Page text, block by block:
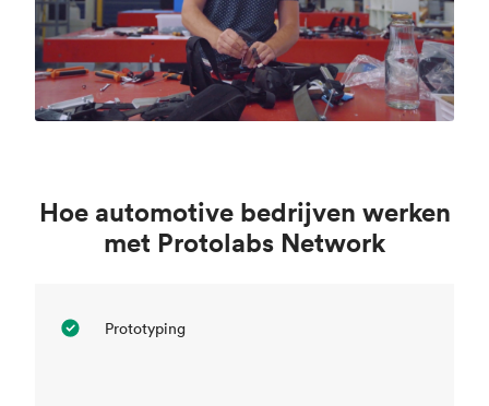
Hoe automotive bedrijven werken
met Protolabs Network
Prototyping